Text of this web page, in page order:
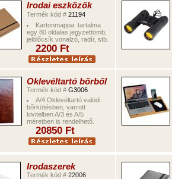
Irodai eszközök
Termék kód # 21194
Kartonmappa: tartalma
egy 80 oldalas jegyzettömb,
jelölőcsík vonalzó, radír, stb.
2200 Ft
Oklevéltartó bőrből
Termék kód # G3006
A/4 Oklevéltartó valódi
bőrkötésben, varrott
kivitelben A/3 és A/5
méretben is rendelhető.
20850 Ft
Irodaszerek
Termék kód # 22006